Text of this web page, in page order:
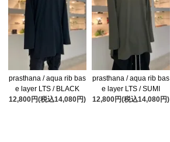
prasthana / aqua rib bas
e layer LTS / BLACK
12,800円(税込14,080円)
prasthana / aqua rib bas
e layer LTS / SUMI
12,800円(税込14,080円)